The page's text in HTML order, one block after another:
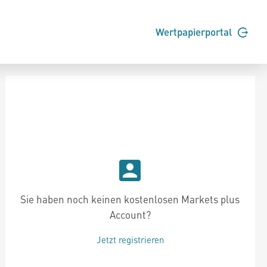
Wertpapierportal
Sie haben noch keinen kostenlosen Markets plus
Account?
Jetzt registrieren